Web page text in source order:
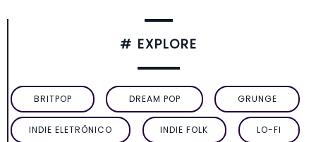
# EXPLORE
BRITPOP DREAM POP GRUNGE
INDIE ELETRÔNICO INDIE FOLK LO-FI